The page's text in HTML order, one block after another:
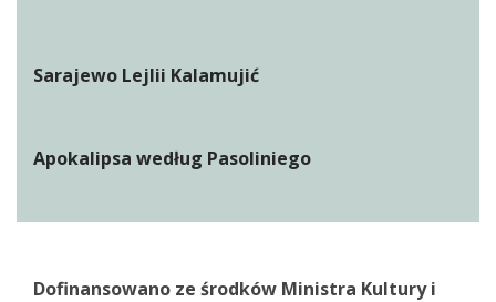
Sarajewo Lejlii Kalamujić
Apokalipsa według Pasoliniego
Dofinansowano ze środków Ministra Kultury i